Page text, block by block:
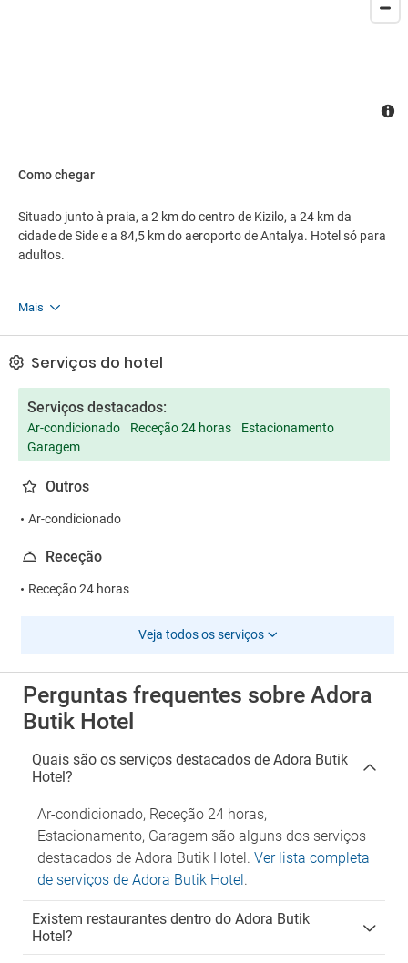
Como chegar
Situado junto à praia, a 2 km do centro de Kizilo, a 24 km da
cidade de Side e a 84,5 km do aeroporto de Antalya. Hotel só para
adultos.
Mais
Serviços do hotel
Serviços destacados:
Ar-condicionado Receção 24 horas
Estacionamento
Garagem
Outros
Ar-condicionado
Receção
Receção 24 horas
Veja todos os serviços
Perguntas frequentes sobre Adora
Butik Hotel
Quais são os serviços destacados de Adora Butik
Hotel?
Ar-condicionado, Receção 24 horas,
Estacionamento, Garagem são alguns dos serviços
destacados de Adora Butik Hotel. Ver lista completa
de serviços de Adora Butik Hotel.
Existem restaurantes dentro do Adora Butik
Hotel?